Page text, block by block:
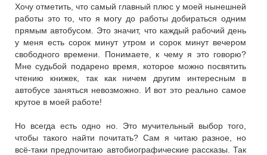
Хочу отметить, что самый главный плюс у моей нынешней
работы это то, что я могу до работы добираться одним
прямым автобусом. Это значит, что каждый рабочий день
у меня есть сорок минут утром и сорок минут вечером
свободного времени. Понимаете, к чему я это говорю?
Мне судьбой подарено время, которое можно посвятить
чтению книжек, так как ничем другим интересным в
автобусе заняться невозможно. И вот это реально самое
крутое в моей работе!
Но всегда есть одно но. Это мучительный выбор того,
чтобы такого найти почитать? Сам я читаю разное, но
всё-таки предпочитаю автобиографические рассказы. Так